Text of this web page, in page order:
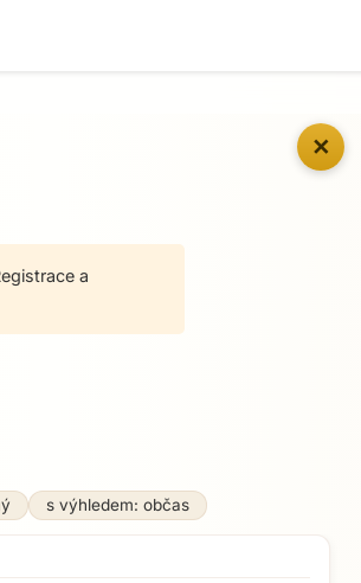
✕
a
s výhledem: občas